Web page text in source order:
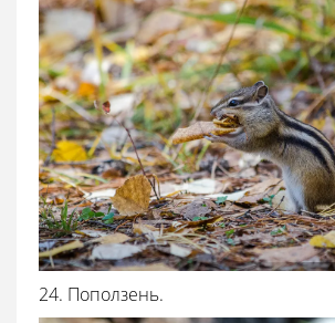
24. Поползень.